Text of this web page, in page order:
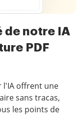
de notre IA
PDF
l'IA offrent une
sans tracas,
les points de